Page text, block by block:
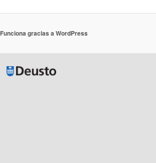
Funciona gracias a WordPress